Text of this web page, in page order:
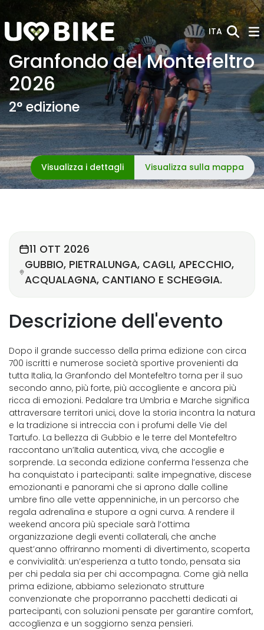
Skip to Main Content
ITA
Granfondo del Montefeltro
2026
2° edizione
Visualizza i dettagli Visualizza sulla mappa
11 OTT 2026
GUBBIO, PIETRALUNGA, CAGLI, APECCHIO,
ACQUALAGNA, CANTIANO E SCHEGGIA.
Descrizione dell'evento
Dopo il grande successo della prima edizione con circa
700 iscritti e numerose società sportive provenienti da
tutta Italia, la Granfondo del Montefeltro torna per il suo
secondo anno, più forte, più accogliente e ancora più
ricca di emozioni. Pedalare tra Umbria e Marche significa
attraversare territori unici, dove la storia incontra la natura
e la tradizione si intreccia con i profumi delle Vie del
Tartufo. La bellezza di Gubbio e le terre del Montefeltro
raccontano un’Italia autentica, viva, che accoglie e
sorprende. La seconda edizione conferma l’essenza che
ha conquistato i partecipanti: salite impegnative, discese
emozionanti e panorami che si aprono dalle colline
umbre fino alle vette appenniniche, in un percorso che
regala adrenalina e stupore a ogni curva. A rendere il
weekend ancora più speciale sarà l’ottima
organizzazione degli eventi collaterali, che anche
quest’anno offriranno momenti di divertimento, scoperta
e convivialità: un’esperienza a tutto tondo, pensata sia
per chi pedala sia per chi accompagna. Come già nella
prima edizione, abbiamo selezionato strutture
convenzionate che proporranno pacchetti dedicati ai
partecipanti, con soluzioni pensate per garantire comfort,
accoglienza e un soggiorno senza pensieri.